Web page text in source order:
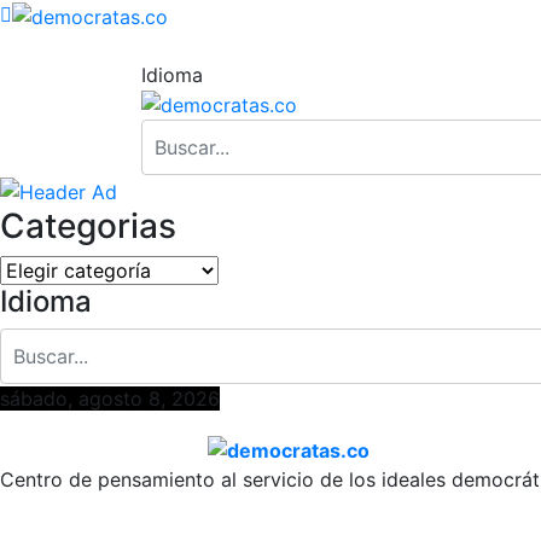
Idioma
Categorias
Categorias
Idioma
sábado, agosto 8, 2026
Centro de pensamiento al servicio de los ideales